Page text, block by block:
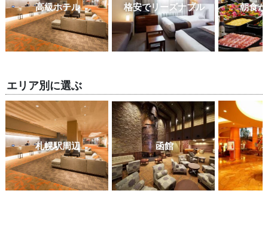
高級ホテル 格安でリーズナブル 朝食
エリア別に選ぶ
札幌駅周辺 函館